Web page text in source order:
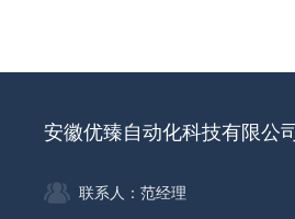
安徽优臻自动化科技有限公司
联系人：范经理